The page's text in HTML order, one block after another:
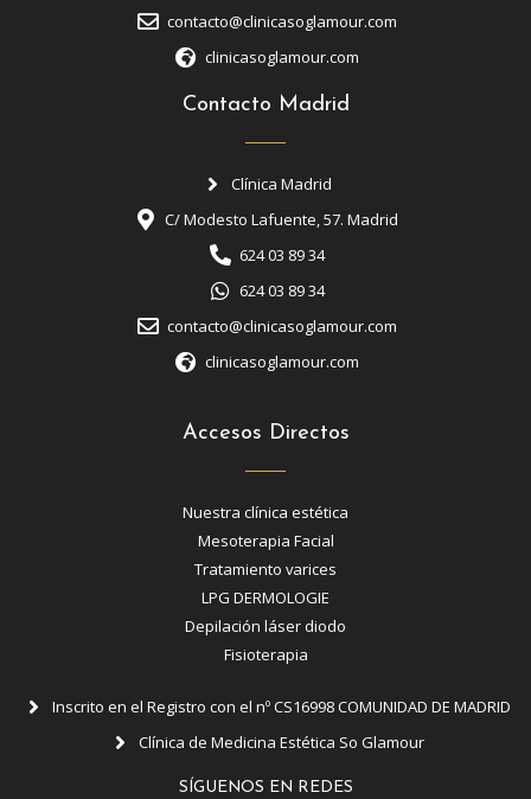
contacto@clinicasoglamour.com
clinicasoglamour.com
Contacto Madrid
Clínica Madrid
C/ Modesto Lafuente, 57. Madrid
624 03 89 34
624 03 89 34
contacto@clinicasoglamour.com
clinicasoglamour.com
Accesos Directos
Nuestra clínica estética
Mesoterapia Facial
Tratamiento varices
LPG DERMOLOGIE
Depilación láser diodo
Fisioterapia
Inscrito en el Registro con el nº CS16998 COMUNIDAD DE MADRID
Clínica de Medicina Estética So Glamour
SÍGUENOS EN REDES